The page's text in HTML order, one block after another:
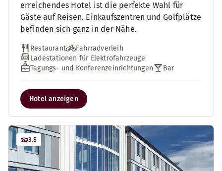
erreichendes Hotel ist die perfekte Wahl für
Gäste auf Reisen. Einkaufszentren und Golfplätze
befinden sich ganz in der Nähe.
Restaurant
Fahrradverleih
Ladestationen für Elektrofahrzeuge
Tagungs- und Konferenzeinrichtungen
Bar
Hotel anzeigen
3.5